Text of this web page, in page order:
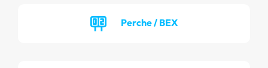
Perche / BEX